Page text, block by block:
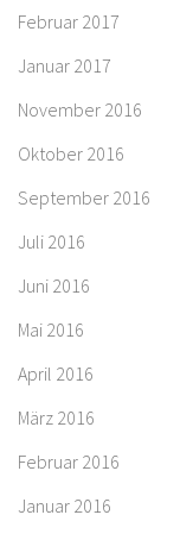
Februar 2017
Januar 2017
November 2016
Oktober 2016
September 2016
Juli 2016
Juni 2016
Mai 2016
April 2016
März 2016
Februar 2016
Januar 2016